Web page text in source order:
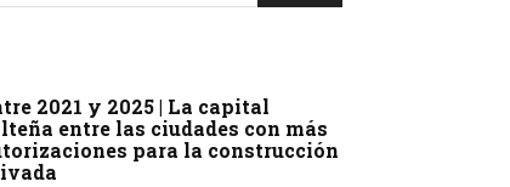
2021 y 2025 | La capital
entre las ciudades con más
para la construcción